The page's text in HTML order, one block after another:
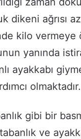
dikeni ağrısı
kilo vermeye
yanında
ayakkabı
olmaktadır.
gibi bir
ve